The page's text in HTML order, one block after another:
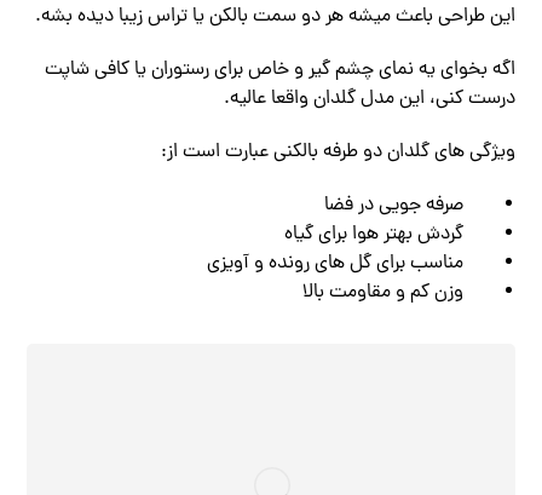
این طراحی باعث میشه هر دو سمت بالکن یا تراس زیبا دیده بشه.
اگه بخوای یه نمای چشم‌ گیر و خاص برای رستوران یا کافی ‌شاپت
درست کنی، این مدل گلدان واقعا عالیه.
ویژگی ‌های گلدان دو طرفه بالکنی عبارت است از:
صرفه‌ جویی در فضا
گردش بهتر هوا برای گیاه
مناسب برای گل‌ های رونده و آویزی
وزن کم و مقاومت بالا